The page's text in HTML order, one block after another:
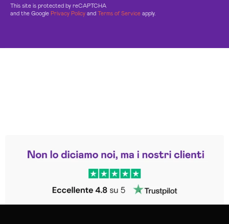
This site is protected by reCAPTCHA
and the Google Privacy Policy and Terms of Service apply.
Trustpilot